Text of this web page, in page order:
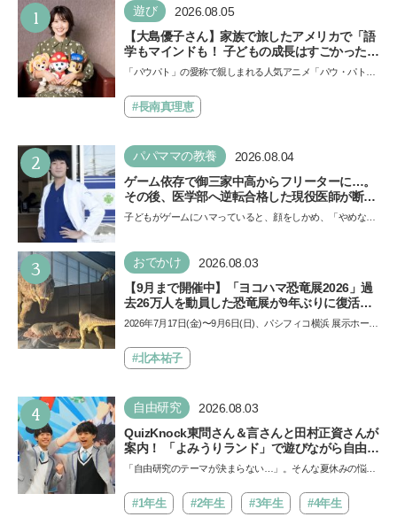
1 遊び 2026.08.05
【大島優子さん】家族で旅したアメリカで「語
学もマインドも！ 子どもの成長はすごかった」
声優をつとめた映画『パウ・パトロール ザ・ダ
イノ・ムービー』ではあきらめなければ何でも
できると子どもに知ってほしい
「パウパト」の愛称で親しまれる人気アニメ「パウ・パトロ
ザ…#長南真理恵
2 パパママの教養 2026.08.04
ゲーム依存で御三家中高からフリーターに…。
その後、医学部へ逆転合格した現役医師が断言
「ゲームの経験が受験勉強に役立った」そう考
える背景とは
子どもがゲームにハマっていると、顔をしかめ、「やめなさ
い…
3 おでかけ 2026.08.03
【9月まで開催中】「ヨコハマ恐竜展2026」過
去26万人を動員した恐竜展が9年ぶりに復活！
夏休みのおでかけで楽しむポイントを完全ガイ
2026年7月17日(金)〜9月6日(日)、パシフィコ横浜 展示ホール
催…#北本祐子
4 自由研究 2026.08.03
QuizKnock東問さん＆言さんと田村正資さんが
案内！ 「よみうりランド」で遊びながら自由研
究が進む期間限定イベントが開催
「自由研究のテーマが決まらない…」。そんな夏休みの悩み
バ!!…
#1年生 #2年生 #3年生 #4年生